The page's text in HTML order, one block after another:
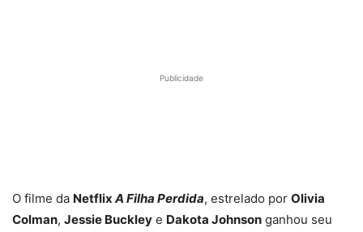
Publicidade
O filme da Netflix A Filha Perdida, estrelado por Olivia
Colman, Jessie Buckley e Dakota Johnson ganhou seu